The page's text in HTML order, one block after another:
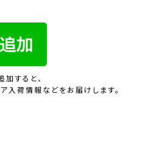
すると、
入荷情報などをお届けします。